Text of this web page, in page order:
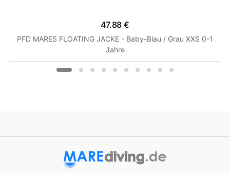
47.88 €
PFD MARES FLOATING JACKE - Baby-Blau / Grau XXS 0-1
Jahre